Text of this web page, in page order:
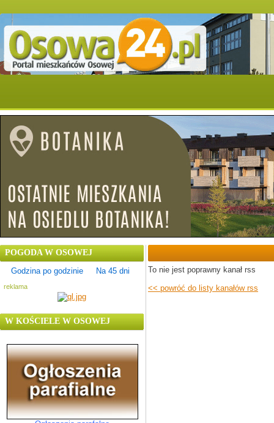
POGODA W OSOWEJ
Godzina po godzinie
Na 45 dni
reklama
W KOŚCIELE W OSOWEJ
To nie jest poprawny kanał rss
<< powróć do listy kanałów rss